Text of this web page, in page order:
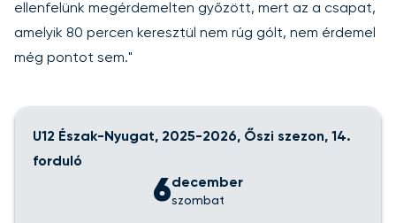
ellenfelünk megérdemelten győzött, mert az a csapat,
amelyik 80 percen keresztül nem rúg gólt, nem érdemel
még pontot sem."
U12 Észak-Nyugat, 2025-2026, Őszi szezon, 14.
forduló
6december
szombat